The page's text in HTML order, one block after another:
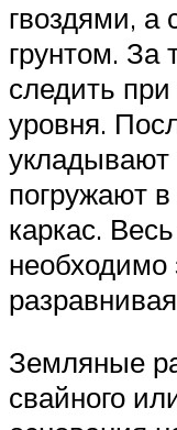
гвоздями, а
грунтом. За
следить
уровня.
укладывают
погружают
каркас.
необходимо
Земляные
свайного